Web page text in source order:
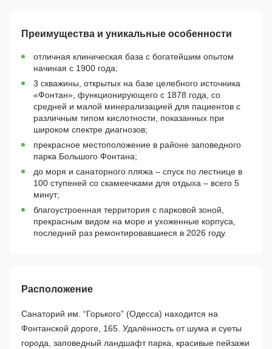
Преимущества и уникальные особенности
отличная клиническая база с богатейшим опытом
начиная с 1900 года;
3 скважины, открытых на базе целебного источника
«Фонтан», функционирующего с 1878 года, со
средней и малой минерализацией для пациентов с
различным типом кислотности, показанных при
широком спектре диагнозов;
прекрасное местоположение в районе заповедного
парка Большого Фонтана;
до моря и санаторного пляжа – спуск по лестнице в
100 ступеней со скамеечками для отдыха – всего 5
минут;
благоустроенная территория с парковой зоной,
прекрасным видом на море и ухоженные корпуса,
последний раз ремонтировавшиеся в 2026 году.
Расположение
Санаторий им. “Горького” (Одесса) находится на
Фонтанской дороге, 165. Удалённость от шума и суеты
города, заповедный ландшафт парка, красивые пейзажи